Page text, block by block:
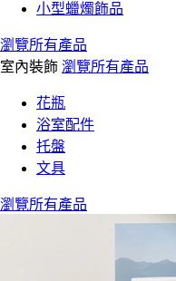
小型蠟燭飾品
瀏覽所有產品
室內裝飾 瀏覽所有產品
花瓶
浴室配件
托盤
文具
瀏覽所有產品